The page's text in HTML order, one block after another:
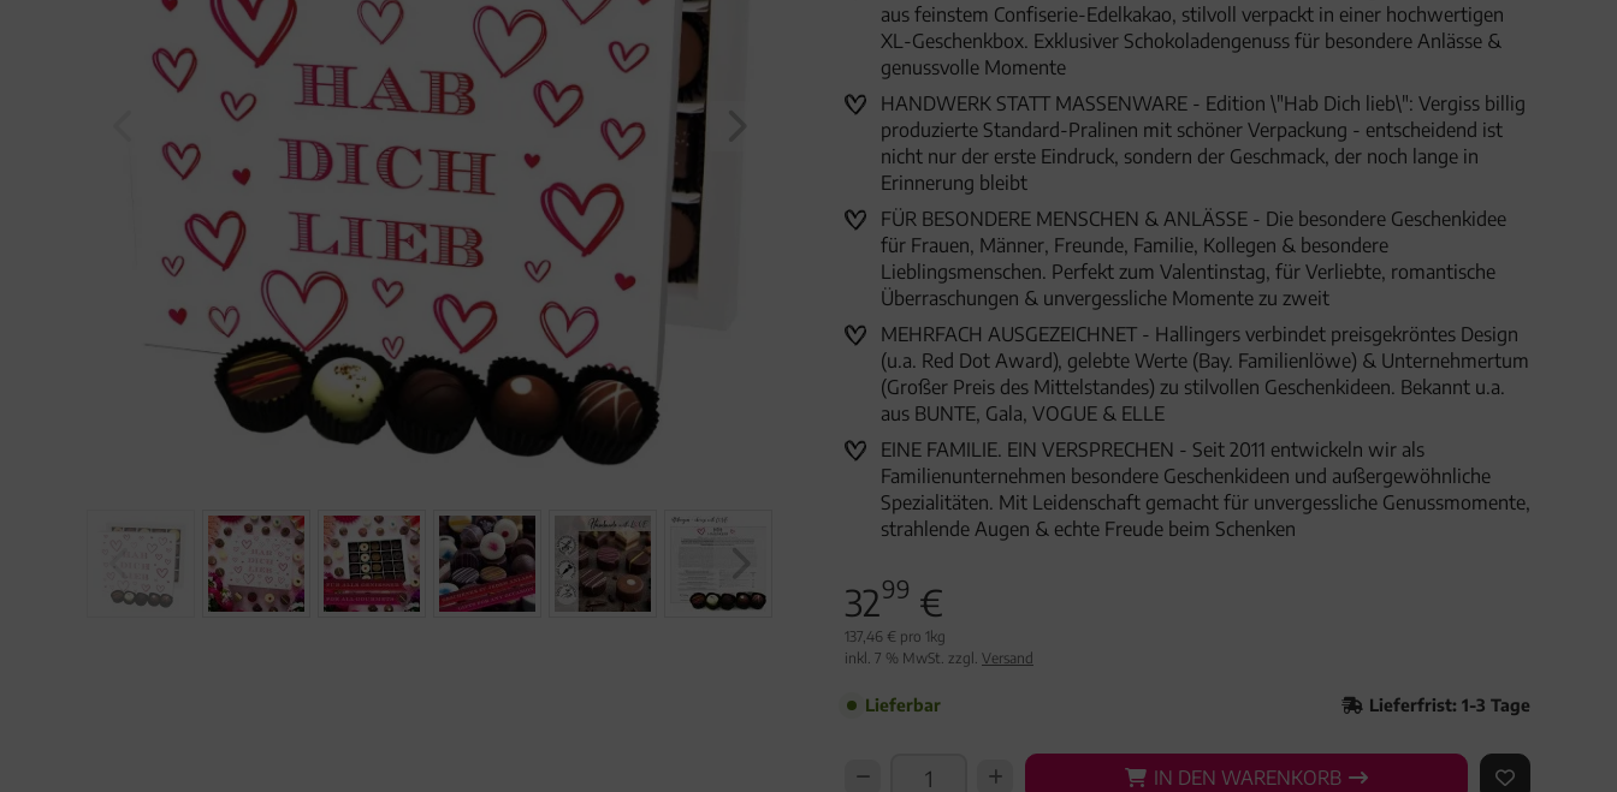
aus feinstem Confiserie-Edelkakao, stilvoll verpackt in einer hochwertigen
XL-Geschenkbox. Exklusiver Schokoladengenuss für besondere Anlässe &
genussvolle Momente
HANDWERK STATT MASSENWARE - Edition \"Hab Dich lieb\": Vergiss billig
produzierte Standard-Pralinen mit schöner Verpackung - entscheidend ist
nicht nur der erste Eindruck, sondern der Geschmack, der noch lange in
Erinnerung bleibt
FÜR BESONDERE MENSCHEN & ANLÄSSE - Die besondere Geschenkidee
für Frauen, Männer, Freunde, Familie, Kollegen & besondere
Lieblingsmenschen. Perfekt zum Valentinstag, für Verliebte, romantische
Überraschungen & unvergessliche Momente zu zweit
MEHRFACH AUSGEZEICHNET - Hallingers verbindet preisgekröntes Design
(u.a. Red Dot Award), gelebte Werte (Bay. Familienlöwe) & Unternehmertum
(Großer Preis des Mittelstandes) zu stilvollen Geschenkideen. Bekannt u.a.
aus BUNTE, Gala, VOGUE & ELLE
EINE FAMILIE. EIN VERSPRECHEN - Seit 2011 entwickeln wir als
Familienunternehmen besondere Geschenkideen und außergewöhnliche
Spezialitäten. Mit Leidenschaft gemacht für unvergessliche Genussmomente,
strahlende Augen & echte Freude beim Schenken
3299 €
137,46 € pro 1kg
inkl. 7 % MwSt. zzgl. Versand
Lieferbar Lieferfrist: 1-3 Tage
IN DEN WARENKORB
IN DEN WARENKORB AUF DEN